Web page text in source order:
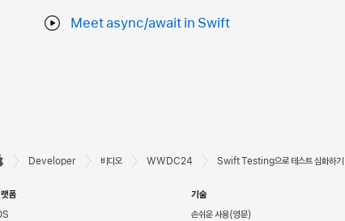
Meet async/await in Swift
닥글
Developer 비디오 WWDC24 Swift Testing으로 테스트 심화하기
폼
기술
손쉬운 사용